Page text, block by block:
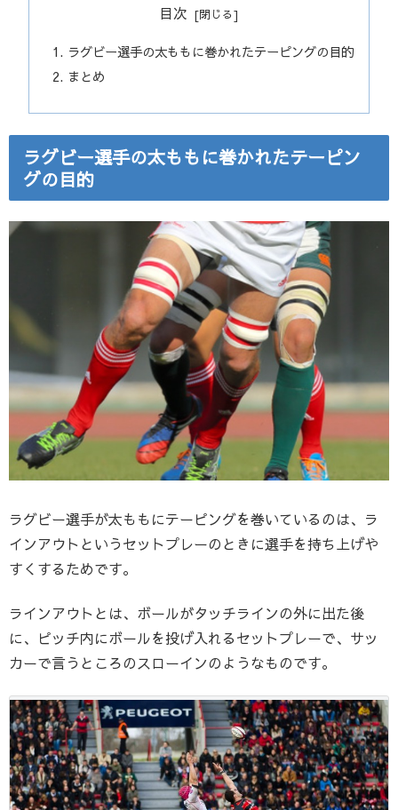
目次
ラグビー選手の太ももに巻かれたテーピングの目的
まとめ
ラグビー選手の太ももに巻かれたテーピン
グの目的
ラグビー選手が太ももにテーピングを巻いているのは、ラ
インアウトというセットプレーのときに選手を持ち上げや
すくするためです。
ラインアウトとは、ボールがタッチラインの外に出た後
に、ピッチ内にボールを投げ入れるセットプレーで、サッ
カーで言うところのスローインのようなものです。